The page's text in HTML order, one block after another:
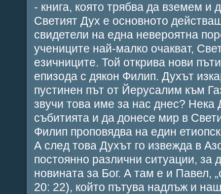
- книга, която трябва да вземем и
Светият Дух е основното
свидетели на една невероятна
учениците най-малко очакват,
езичниците. Той открива нови
епизода с дякон Филип. Духът
пустинен път от Йерусалим към
звучи това име за нас днес?
събитията и да донесе мир в
Филип проповядва на един
А след това Духът го извежда в
постоянно различни ситуации, за
новината за Бог. А там е и Павел,
20: 22), който пътува надлъж и